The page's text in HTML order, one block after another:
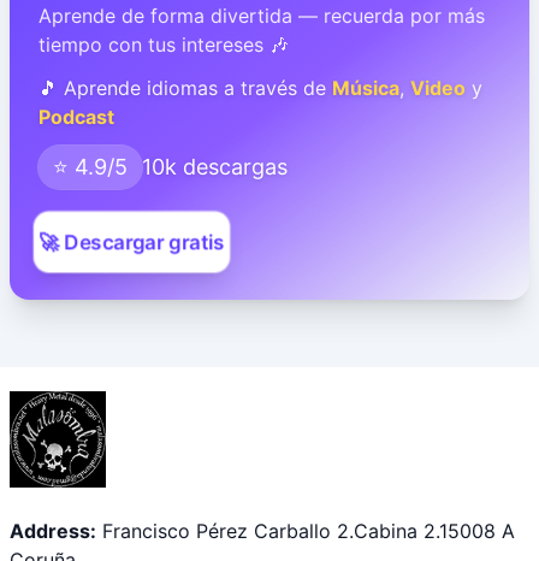
Aprende de forma divertida — recuerda por más
tiempo con tus intereses 🎶
🎵 Aprende idiomas a través de Música, Video y
Podcast
⭐ 4.9/5 10k descargas
🚀 Descargar gratis
Address: Francisco Pérez Carballo 2.Cabina 2.15008 A